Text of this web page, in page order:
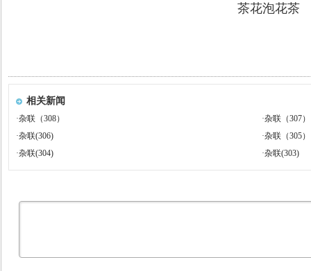
茶花泡花茶
相关新闻
·杂联（308） ·杂联（307）
·杂联(306) ·杂联（305）
·杂联(304) ·杂联(303)